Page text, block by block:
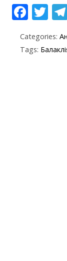
F
e
b
T
itt
Categories:
Tags: